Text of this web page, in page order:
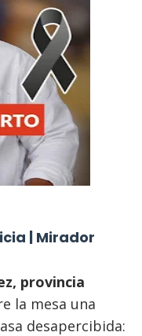
| Mirador
provincia
la mesa una
desapercibida: